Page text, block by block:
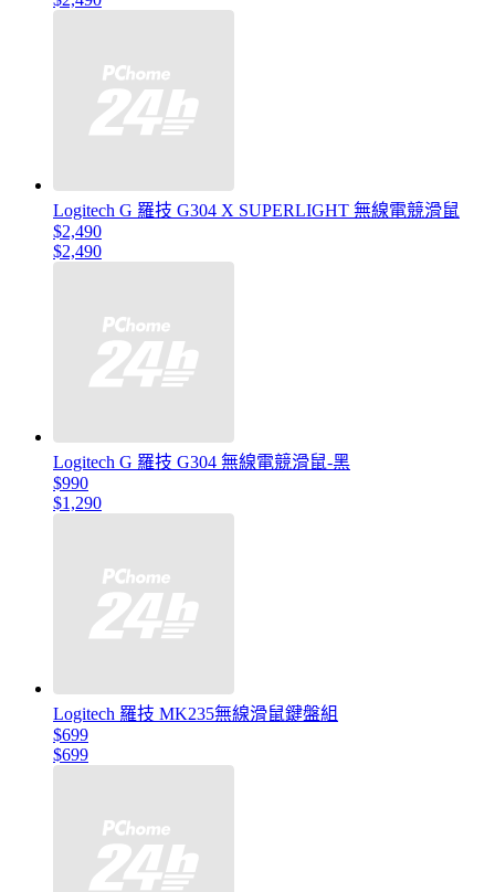
Logitech G 羅技 G304 X SUPERLIGHT 無線電競滑鼠
$2,490
$2,490
Logitech G 羅技 G304 無線電競滑鼠-黑
$990
$1,290
Logitech 羅技 MK235無線滑鼠鍵盤組
$699
$699